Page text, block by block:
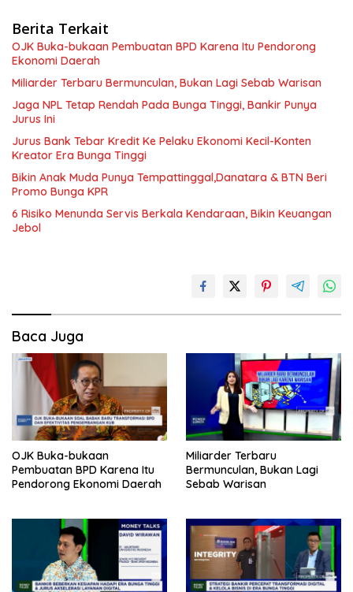
Berita Terkait
OJK Buka-bukaan Pembuatan BPD Karena Itu Pendorong
Ekonomi Daerah
Miliarder Terbaru Bermunculan, Bukan Lagi Sebab Warisan
Jaga NPL Tetap Rendah Pada Bunga Tinggi, Bankir Punya
Jurus Ini
Jurus Bank Tebar Kredit Ke Pelaku Ekonomi Kecil-Konten
Kreator Era Bunga Tinggi
Bikin Anak Muda Punya Tempattinggal,Danatara & BTN Beri
Promo Bunga KPR
6 Risiko Menunda Servis Berkala Kendaraan, Bikin Keuangan
Jebol
Baca Juga
OJK Buka-bukaan
Pembuatan BPD Karena Itu
Pendorong Ekonomi Daerah
Miliarder Terbaru
Bermunculan, Bukan Lagi
Sebab Warisan